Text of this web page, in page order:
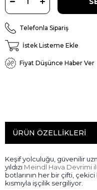
Telefonla Sipariş
İstek Listeme Ekle
Fiyat Düşünce Haber Ver
ÜRÜN ÖZELLIKLERI
Keşif yolculuğu, güvenilir
yıldızı Meindl Hava Devrimi
botlarının her bir çifti, çekici
kısmıyla işçilik sergiliyor.